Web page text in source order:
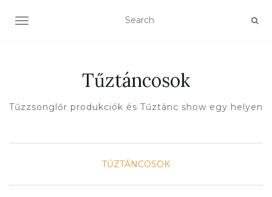
TOGGLE NAVIGATION
Tűztáncosok
Tűzzsonglőr produkciók és Tűztánc show egy helyen
TŰZTÁNCOSOK